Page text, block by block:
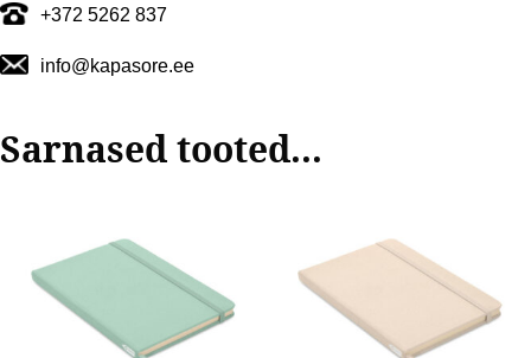
+372 5262 837
info@kapasore.ee
Sarnased tooted...